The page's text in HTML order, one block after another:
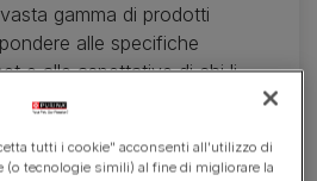
gamma di prodotti
alle specifiche
e alle aspettative di chi li
una nutrizione completa e
tutti i cookie" acconsenti all'utilizzo di
(o tecnologie simili) al fine di migliorare la